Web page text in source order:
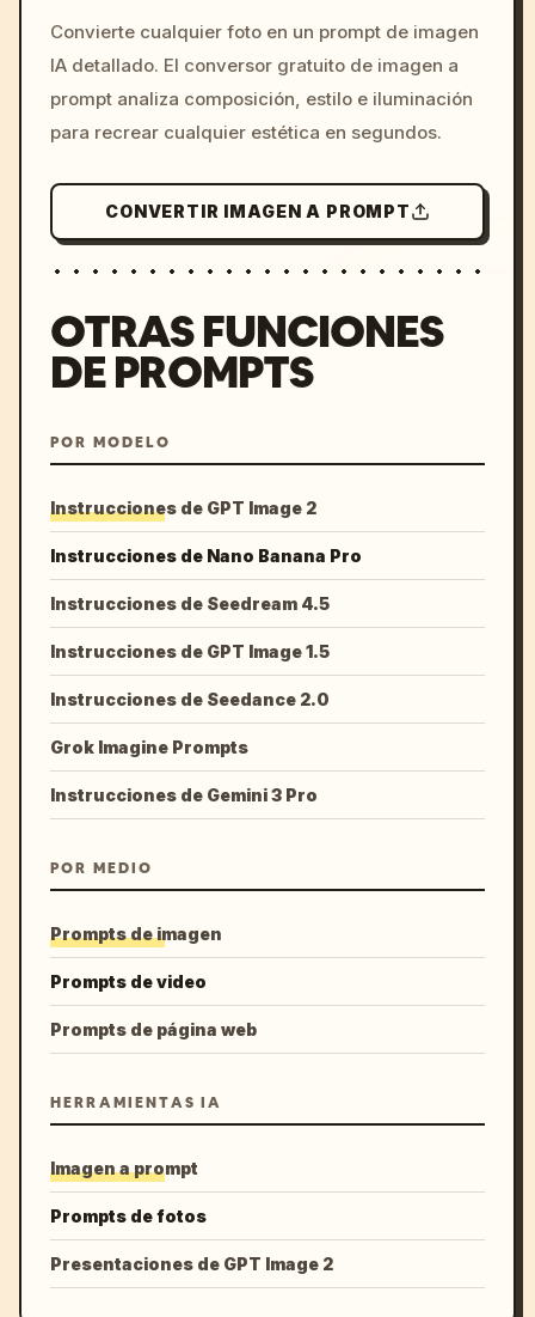
c, cyberpunk sunset, neon
colors, 8k --v 6.0
Convierte cualquier foto en un prompt de imagen
IA detallado. El conversor gratuito de imagen a
prompt analiza composición, estilo e iluminación
para recrear cualquier estética en segundos.
CONVERTIR IMAGEN A PROMPT
OTRAS FUNCIONES
DE PROMPTS
POR MODELO
Instrucciones de GPT Image 2
Instrucciones de Nano Banana Pro
Instrucciones de Seedream 4.5
Instrucciones de GPT Image 1.5
Instrucciones de Seedance 2.0
Grok Imagine Prompts
Instrucciones de Gemini 3 Pro
POR MEDIO
Prompts de imagen
Prompts de video
Prompts de página web
HERRAMIENTAS IA
Imagen a prompt
Prompts de fotos
Presentaciones de GPT Image 2